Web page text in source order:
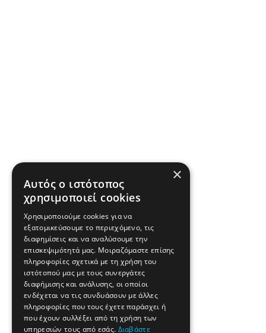
×
Αυτός ο ιστότοπος
χρησιμοποιεί cookies
Χρησιμοποιούμε cookies για να
εξατομικεύσουμε το περιεχόμενο, τις
διαφημίσεις και να αναλύσουμε την
επισκεψιμότητά μας. Μοιραζόμαστε επίσης
πληροφορίες σχετικά με τη χρήση του
ιστότοπού μας με τους συνεργάτες
διαφήμισης και ανάλυσης, οι οποίοι
ενδέχεται να τις συνδυάσουν με άλλες
πληροφορίες που τους έχετε παράσχει ή
που έχουν συλλέξει από τη χρήση των
υπηρεσιών τους από εσάς. Διαβάστε